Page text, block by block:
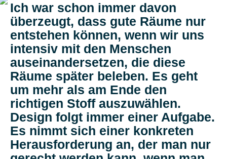
Ich war schon immer davon
überzeugt, dass gute Räume nur
entstehen können, wenn wir uns
intensiv mit den Menschen
auseinandersetzen, die diese
Räume später beleben. Es geht
um mehr als am Ende den
richtigen Stoff auszuwählen.
Design folgt immer einer Aufgabe.
Es nimmt sich einer konkreten
Herausforderung an, der man nur